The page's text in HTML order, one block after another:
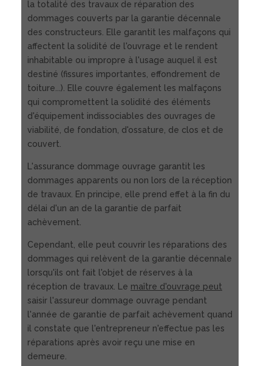
la totalité des travaux de réparation des
dommages couverts par la garantie décennale
des constructeurs. Elle garantit les malfaçons qui
affectent la solidité de l'ouvrage et le rendent
inhabitable ou impropre à l'usage auquel il est
destiné (fissures importantes, effondrement de
toiture...). Elle couvre également les malfaçons
qui compromettent la solidité des éléments
d'équipement indissociables des ouvrages de
viabilité, de fondation, d'ossature, de clos et de
couvert.
L'assurance dommage ouvrage garantit les
dommages apparents ou non lors de la réception
de travaux. En principe, elle prend effet à la fin du
délai d'un an de la garantie de parfait
achèvement.
Cependant, elle peut couvrir les réparations des
dommages qui relèvent de la garantie décennale
lorsqu'ils ont fait l'objet de réserves à la
réception de travaux. Le maître d'ouvrage peut
saisir l'assureur dommage ouvrage pendant
l'année de garantie de parfait achèvement quand
il constate que l'entrepreneur n'effectue pas les
réparations après avoir reçu une mise en
demeure.